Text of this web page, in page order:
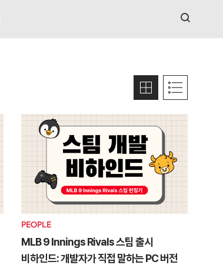
검색
PEOPLE
MLB 9 Innings Rivals 스팀 출시
비하인드: 개발자가 직접 말하는 PC 버전